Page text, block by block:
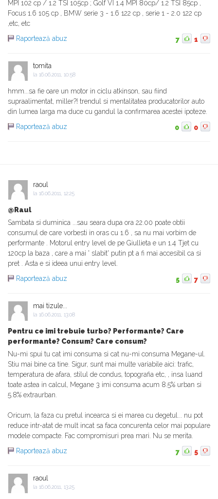
MPI 102 cp / 1.2 TSI 105cp ; Golf VI 1.4 MPI 80cp/ 1.2 TSI 85cp ,
Focus 1.6 105 cp , BMW serie 3 - 1.6 122 cp , serie 1 - 2.0 122 cp
,etc, etc
Raportează abuz
7 1
tomita
la 16.06.2011, 10:58
hmm...sa fie oare un motor in ciclu atkinson, sau fiind
supraalimentat, miller?! trendul si mentalitatea producatorilor auto
din lumea larga ma duce cu gandul la confirmarea acestei ipoteze.
Raportează abuz
0 0
raoul
la 16.06.2011, 12:25
@Raul
Sambata si duminica ...sau seara dupa ora 22.00 poate obtii
consumul de care vorbesti in oras cu 1.6 , sa nu mai vorbim de
performante . Motorul entry level de pe Giullieta e un 1.4 Tjet cu
120cp la baza , care a mai ' slabit' putin pt a fi mai accesibil ca si
pret . Asta e si ideea unui entry level.
Raportează abuz
5 7
mai tizule...
la 16.06.2011, 13:08
Pentru ce imi trebuie turbo? Performante? Care
performante? Consum? Care consum?
Nu-mi spui tu cat imi consuma si cat nu-mi consuma Megane-ul.
Stiu mai bine ca tine. Sigur, sunt mai multe variabile aici: trafic,
temperatura de afara, stilul de condus, topografia etc, , insa luand
toate astea in calcul, Megane 3 imi consuma acum 8.5% urban si
5.8% extraurban.
Oricum, la faza cu pretul incearca si ei marea cu degetul... nu pot
reduce intr-atat de mult incat sa faca concurenta celor mai populare
modele compacte. Fac compromisuri prea mari. Nu se merita.
Raportează abuz
7 5
raoul
la 16.06.2011, 13:25